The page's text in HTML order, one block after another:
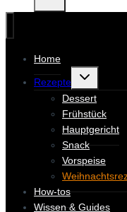
Home
Rezepte
Untermenü
Dessert
Frühstück
Hauptgericht
Snack
Vorspeise
How-tos
Wissen & Guides